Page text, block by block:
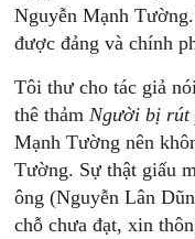
Nguyễn Mạnh
được đảng và chính
Tôi thư cho tác giả
thê thảmNgười bị rút
Mạnh Tường nên
Tường. Sự thật giấu
ông (Nguyễn Lân
chỗ chưa đạt, xin